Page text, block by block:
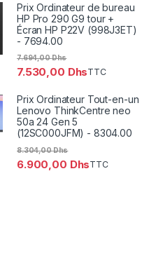
Prix Ordinateur de bureau
HP Pro 290 G9 tour +
Écran HP P22V (998J3ET)
- 7694.00
7.530,00 Dhs
7.694,00Dhs
TTC
Prix Ordinateur Tout-en-un
Lenovo ThinkCentre neo
50a 24 Gen 5
(12SC000JFM) - 8304.00
6.900,00 Dhs
8.304,00Dhs
TTC